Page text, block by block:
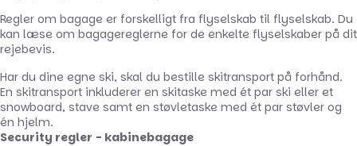
Regler om bagage er forskelligt fra flyselskab til flyselskab. Du
kan læse om bagagereglerne for de enkelte flyselskaber på dit
rejebevis.
Har du dine egne ski, skal du bestille skitransport på forhånd.
En skitransport inkluderer en skitaske med ét par ski eller et
snowboard, stave samt en støvletaske med ét par støvler og
én hjelm.
Security regler - kabinebagage